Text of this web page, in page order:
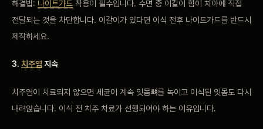
해결법: 나이트가드 착용이 필수입니다. 수면 중 이갈이 힘이 치아에 직접
전달되는 것을 차단합니다. 이갈이가 있다면 이식 전후 나이트가드를 반드시
제작하세요.
3. 치주염 지속
치주염이 치료되지 않으면 세균이 계속 잇몸뼈를 녹이고 이식된 잇몸도 다시
내려앉습니다. 이식 전 치주 치료가 선행되어야 하는 이유입니다.